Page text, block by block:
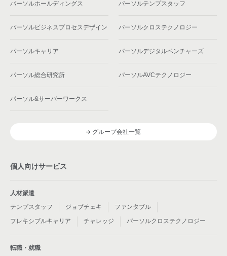
パーソルホールディングス パーソルテンプスタッフ
パーソルビジネスプロセスデザイン パーソルクロステクノロジー
パーソルキャリア パーソルデジタルベンチャーズ
パーソル総合研究所 パーソルAVCテクノロジー
パーソル&サーバーワークス
グループ会社一覧
個人向けサービス
人材派遣
テンプスタッフ
ジョブチェキ
ファンタブル
フレキシブルキャリア
チャレッジ パーソルクロステクノロジー
転職・就職